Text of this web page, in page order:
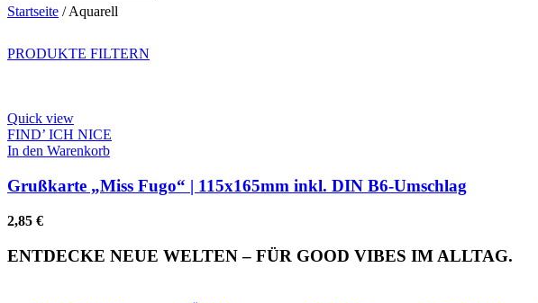
Startseite /Aquarell
PRODUKTE FILTERN
Quick view
FIND’ ICH NICE
In den Warenkorb
Grußkarte „Miss Fugo“ | 115x165mm inkl. DIN B6-Umschlag
2,85 €
ENTDECKE NEUE WELTEN – FÜR GOOD VIBES IM ALLTAG.